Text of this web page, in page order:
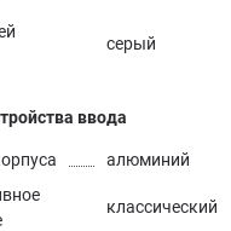
серый
ввода
алюминий
классический